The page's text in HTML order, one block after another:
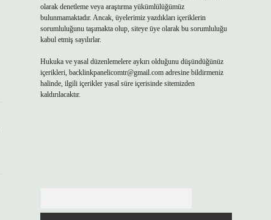
olarak denetleme veya araştırma yükümlülüğümüz
bulunmamaktadır. Ancak, üyelerimiz yazdıkları içeriklerin
sorumluluğunu taşımakta olup, siteye üye olarak bu sorumluluğu
kabul etmiş sayılırlar.
Hukuka ve yasal düzenlemelere aykırı olduğunu düşündüğünüz
içerikleri, backlinkpanelicomtr@gmail.comadresine bildirmeniz
halinde, ilgili içerikler yasal süre içerisinde sitemizden
kaldırılacaktır.